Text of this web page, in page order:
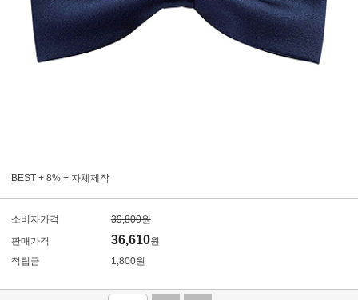
BEST + 8% + 자체제작
소비자가격
39,800원
판매가격
36,610원
적립금
1,800원